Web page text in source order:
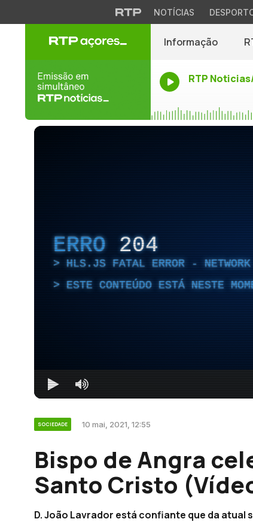
NOTÍCIAS
Informação
RTP
ERRO 204
HLS.JS FATAL ERROR - NETWORK
ESTE CONTEÚDO ESTÁ NESTE
SOCIEDADE 10 mai, 2021, 12:55
Bispo de Angra
Santo Cristo
D. João Lavrador está confiante que da atual